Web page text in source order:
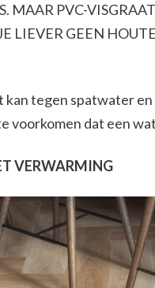
MAAR PVC-
LIEVER GEEN
kan tegen spatwater
voorkomen dat een
VERWARMING